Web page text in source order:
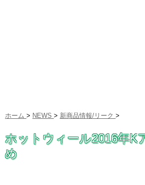
ホーム > NEWS > 新商品情報/リーク >
ホットウィール2016年K
め